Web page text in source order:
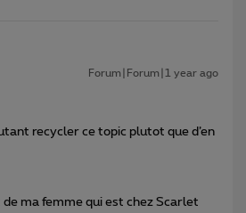
Forum|Forum|1 year ago
recycler ce topic plutot que d’en
ma femme qui est chez Scarlet